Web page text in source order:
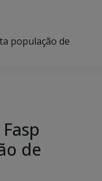
população de
de